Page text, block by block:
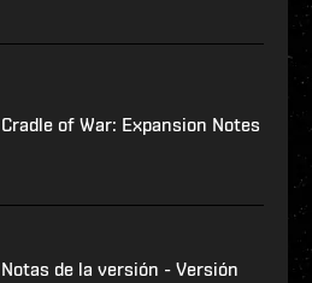
Cradle of War: Expansion Notes
Notas de la versión - Versión